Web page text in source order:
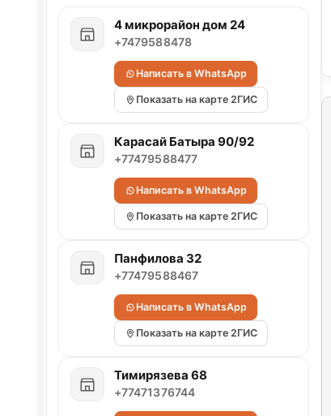
4 микрорайон дом 24
+7479588478
Написать в WhatsApp
Показать на карте 2ГИС
Карасай Батыра 90/92
+77479588477
Написать в WhatsApp
Показать на карте 2ГИС
Панфилова 32
+77479588467
Написать в WhatsApp
Показать на карте 2ГИС
Тимирязева 68
+77471376744